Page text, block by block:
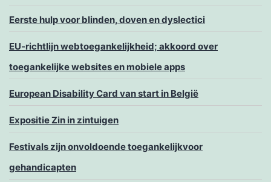
Eerste hulp voor blinden, doven en dyslectici
EU-richtlijn webtoegankelijkheid; akkoord over
toegankelijke websites en mobiele apps
European Disability Card van start in België
Expositie Zin in zintuigen
Festivals zijn onvoldoende toegankelijkvoor
gehandicapten